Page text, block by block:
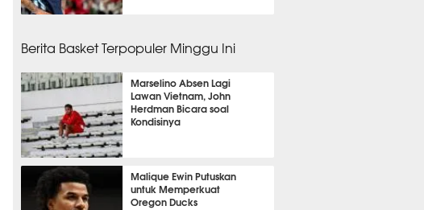
Berita Basket Terpopuler Minggu Ini
Marselino Absen Lagi
Lawan Vietnam, John
Herdman Bicara soal
Kondisinya
SEPAK BOLA
Malique Ewin Putuskan
untuk Memperkuat
Oregon Ducks